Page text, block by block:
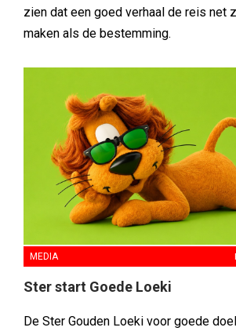
zien dat een goed verhaal de reis net
maken als de bestemming.
MEDIA
Ster start Goede Loeki
De Ster Gouden Loeki voor goede